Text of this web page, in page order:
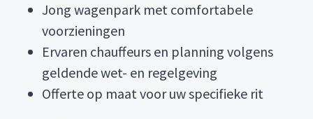
Jong wagenpark met comfortabele
voorzieningen
Ervaren chauffeurs en planning volgens
geldende wet- en regelgeving
Offerte op maat voor uw specifieke rit